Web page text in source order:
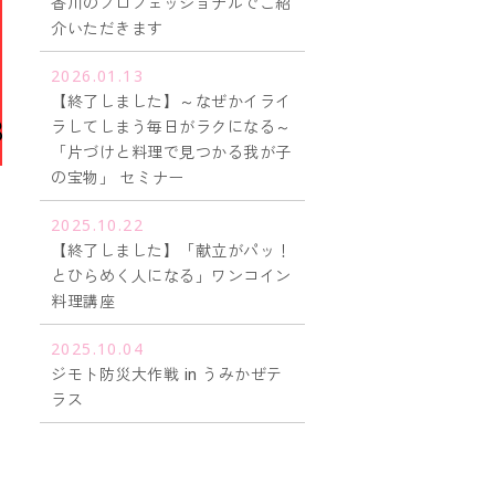
介いただきます
2026.01.13
【終了しました】～なぜかイライ
ラしてしまう毎日がラクになる～
「片づけと料理で見つかる我が子
の宝物」 セミナー
2025.10.22
【終了しました】「献立がパッ！
とひらめく人になる」ワンコイン
料理講座
2025.10.04
ジモト防災大作戦 in うみかぜテ
ラス